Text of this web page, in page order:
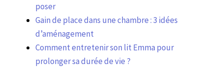
poser
Gain de place dans une chambre : 3 idées
d’aménagement
Comment entretenir son lit Emma pour
prolonger sa durée de vie ?